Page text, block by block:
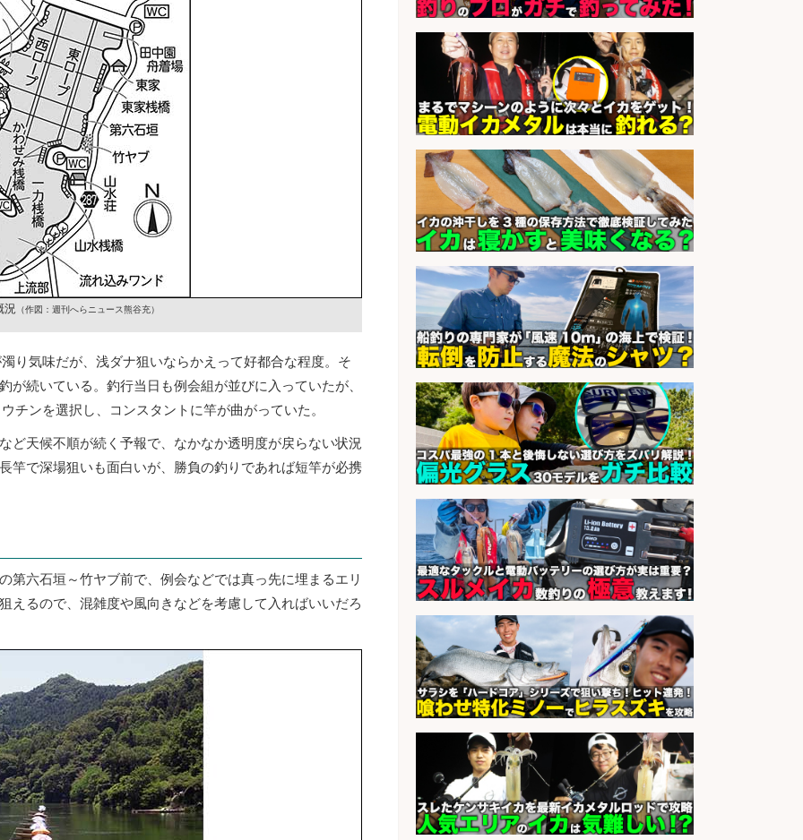
況 （作図：週刊へらニュース熊谷充）
り気味だが、浅ダナ狙いならかえって好都合な程度。そ
が続いている。釣行当日も例会組が並びに入っていたが、
チンを選択し、コンスタントに竿が曲がっていた。
ど天候不順が続く予報で、なかなか透明度が戻らない状況
竿で深場狙いも面白いが、勝負の釣りであれば短竿が必携
第六石垣～竹ヤブ前で、例会などでは真っ先に埋まるエリ
えるので、混雑度や風向きなどを考慮して入ればいいだろ
1600円 鮮魚コーナーでのお魚調理
西尾張部
会社名 マンパワーグループ株式会社
sponsored by 求人ボックス
居酒屋/店長・店長候補/扱う魚は鮮
度抜群!大衆酒場で元気に働く店長候
補を募集
会社名 アカマル屋鮮魚店 溝の口店
sponsored by 求人ボックス
バル・バー, 創作・ダイニングバー/
キッチンスタッフ/名古屋駅/肉×魚
のバーでキッチンスタッフを募集!/
厳選素材使用
会社名
個室 肉バルvs魚バル DESIGN
FOOD MARKET 名古屋駅前店
sponsored by 求人ボックス
釣り具/評価・テスト・実験/釣り具
部品・工業用部品メーカー/Excel
会社名 株式会社スタッフサービス
sponsored by 求人ボックス
さらに求人情報を見る